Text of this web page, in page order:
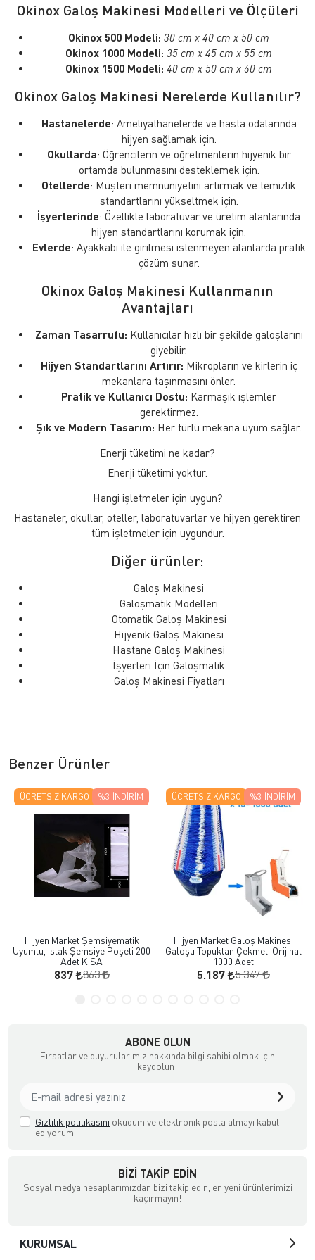
Okinox Galoş Makinesi Modelleri ve Ölçüleri
Okinox 500 Modeli: 30 cm x 40 cm x 50 cm
Okinox 1000 Modeli: 35 cm x 45 cm x 55 cm
Okinox 1500 Modeli: 40 cm x 50 cm x 60 cm
Okinox Galoş Makinesi Nerelerde Kullanılır?
Hastanelerde: Ameliyathanelerde ve hasta odalarında
hijyen sağlamak için.
Okullarda: Öğrencilerin ve öğretmenlerin hijyenik bir
ortamda bulunmasını desteklemek için.
Otellerde: Müşteri memnuniyetini artırmak ve temizlik
standartlarını yükseltmek için.
İşyerlerinde: Özellikle laboratuvar ve üretim alanlarında
hijyen standartlarını korumak için.
Evlerde: Ayakkabı ile girilmesi istenmeyen alanlarda pratik
çözüm sunar.
Okinox Galoş Makinesi Kullanmanın
Avantajları
Zaman Tasarrufu: Kullanıcılar hızlı bir şekilde galoşlarını
giyebilir.
Hijyen Standartlarını Artırır: Mikropların ve kirlerin iç
mekanlara taşınmasını önler.
Pratik ve Kullanıcı Dostu: Karmaşık işlemler
gerektirmez.
Şık ve Modern Tasarım: Her türlü mekana uyum sağlar.
Enerji tüketimi ne kadar?
Enerji tüketimi yoktur.
Hangi işletmeler için uygun?
Hastaneler, okullar, oteller, laboratuvarlar ve hijyen gerektiren
tüm işletmeler için uygundur.
Diğer ürünler:
Galoş Makinesi
Galoşmatik Modelleri
Otomatik Galoş Makinesi
Hijyenik Galoş Makinesi
Hastane Galoş Makinesi
İşyerleri İçin Galoşmatik
Galoş Makinesi Fiyatları
Benzer Ürünler
ÜCRETSIZ KARGO
Hijyen Market Şemsiyematik
Uyumlu, Islak Şemsiye Poşeti 200
Adet KISA
837 863
%3 İNDIRIM ÜCRETSIZ KARGO
Hijyen Market Galoş Makinesi
Galoşu Topuktan Çekmeli Orijinal
1000 Adet
5.187 5.347
%3 İNDIRIM
ABONE OLUN
Fırsatlar ve duyurularımız hakkında bilgi sahibi olmak için
kaydolun!
Gizlilik politikasını okudum ve elektronik posta almayı kabul
ediyorum.
BIZI TAKIP EDIN
Sosyal medya hesaplarımızdan bizi takip edin, en yeni ürünlerimizi
kaçırmayın!
KURUMSAL